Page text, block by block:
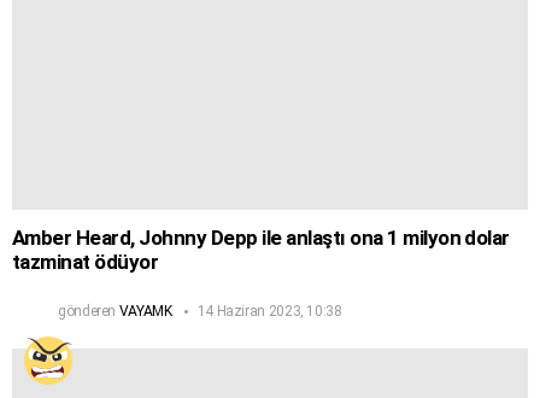
Amber Heard, Johnny Depp ile anlaştı ona 1 milyon dolar
tazminat ödüyor
gönderen VAYAMK 14 Haziran 2023, 10:38